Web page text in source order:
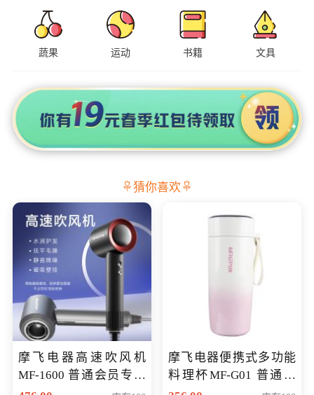
蔬果 运动 书籍 文具
猜你喜欢
摩飞电器高速吹风机
MF-1600 普通会员专享
摩飞电器便携式多功能
料理杯MF-G01 普通会